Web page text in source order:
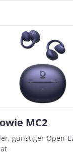
MC2
günstiger Open-
(3a)
Wireless In-
Ear mit sattem
Ausdauer
Ear mit sattem
Ausdauer